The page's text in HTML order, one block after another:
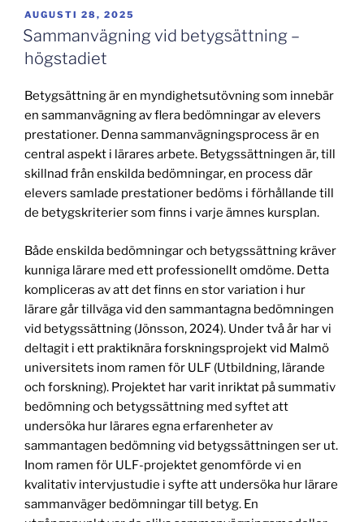
PUBLICERAT
AUGUSTI 28, 2025
Sammanvägning vid betygsättning –
högstadiet
Betygsättning är en myndighetsutövning som innebär
en sammanvägning av flera bedömningar av elevers
prestationer. Denna sammanvägningsprocess är en
central aspekt i lärares arbete. Betygssättningen är, till
skillnad från enskilda bedömningar, en process där
elevers samlade prestationer bedöms i förhållande till
de betygskriterier som finns i varje ämnes kursplan.
Både enskilda bedömningar och betygssättning kräver
kunniga lärare med ett professionellt omdöme. Detta
kompliceras av att det finns en stor variation i hur
lärare går tillväga vid den sammantagna bedömningen
vid betygssättning (Jönsson, 2024). Under två år har vi
deltagit i ett praktiknära forskningsprojekt vid Malmö
universitets inom ramen för ULF (Utbildning, lärande
och forskning). Projektet har varit inriktat på summativ
bedömning och betygssättning med syftet att
undersöka hur lärares egna erfarenheter av
sammantagen bedömning vid betygssättningen ser ut.
Inom ramen för ULF-projektet genomförde vi en
kvalitativ intervjustudie i syfte att undersöka hur lärare
sammanväger bedömningar till betyg. En